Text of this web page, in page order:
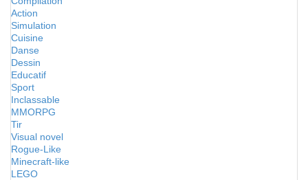
Action
Simulation
Cuisine
Danse
Dessin
Educatif
Sport
Inclassable
MMORPG
Tir
Visual novel
Rogue-Like
Minecraft-like
LEGO